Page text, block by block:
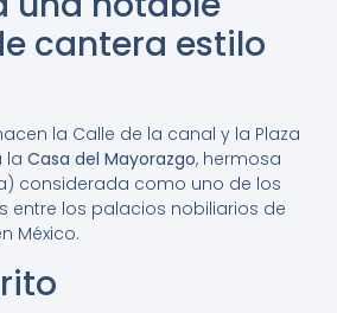
cantera estilo
la Calle de la canal y la Plaza
la Casa del Mayorazgo, hermosa
considerada como uno de los
entre los palacios nobiliarios de
México.